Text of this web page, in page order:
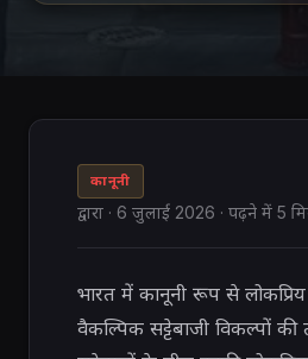
कानूनी
द्वारा · 6 जुलाई 2026 · पढ़ने में 5
भारत में कानूनी रूप से
वैकल्पिक सट्टेबाजी विकल्पों